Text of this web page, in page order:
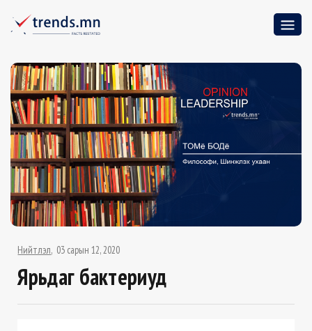
Нийтлэл 03 сарын 12, 2020
Ярьдаг бактериуд